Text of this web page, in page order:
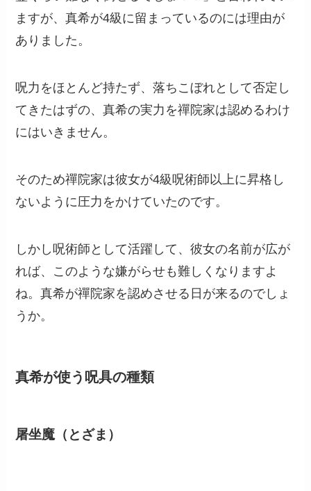
ますが、真希が4級に留まっているのには理由が
ありました。
呪力をほとんど持たず、落ちこぼれとして否定し
てきたはずの、真希の実力を禪院家は認めるわけ
にはいきません。
そのため禪院家は彼女が4級呪術師以上に昇格し
ないように圧力をかけていたのです。
しかし呪術師として活躍して、彼女の名前が広が
れば、このような嫌がらせも難しくなりますよ
ね。真希が禪院家を認めさせる日が来るのでしょ
うか。
真希が使う呪具の種類
屠坐魔（とざま）